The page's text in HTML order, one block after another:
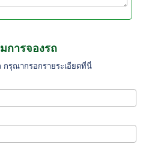
การจองรถ
กรุณากรอกรายระเอียดที่นี่